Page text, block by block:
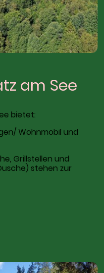
am See
bietet:
Wohnmobil und
Grillstellen und
stehen zur